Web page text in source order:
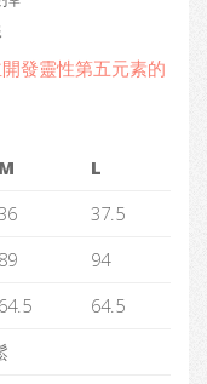
發靈性第五元素的
M
L
37.5
89
94
64.5
64.5